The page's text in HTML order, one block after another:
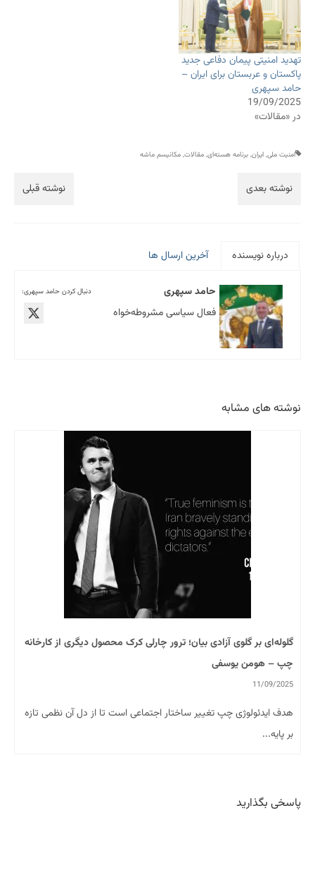
تهدید امنیتی پیمان دفاعی جدید
پاکستان و عربستان برای ایران –
حامد سپهری
19/09/2025
در «مقالات»
امنیت ملی, ایران, برنامه هسته‌ای, مقالات, مکانیسم ماشه
نوشته قبلی نوشته بعدی
درباره نویسنده آخرین ارسال ها
دنبال کردن حامد سپهری:
حامد سپهری
فعال سیاسی مشروطه‌خواه
نوشته های مشابه
گلوله‌ای بر گلوی آزادی بیان؛ ترور چارلی کرک محصول دیگری از کارخانه
چپ – هومن یوسفی
11/09/2025
هدف ایدئولوژی چپ تغییر ساختار اجتماعی است تا از دل آن نظمی تازه
بر پایه...
پاسخی بگذارید